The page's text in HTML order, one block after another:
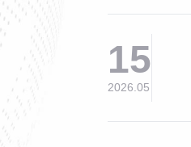
15
2026.05